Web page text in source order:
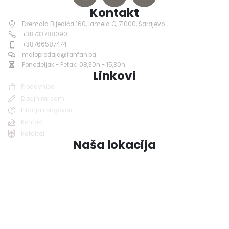
Kontakt
Džemala Bijedića 160, lamela C, 71000, Sarajevo
+38733788090
+38766587474
maloprodaja@fanfan.ba
Ponedeljak - Petak; 08,30h - 15,30h
Linkovi
Prodavnica
Dizajniraj sam
Pitanja i odgovori
Kontakt
Katalozi
Naša lokacija